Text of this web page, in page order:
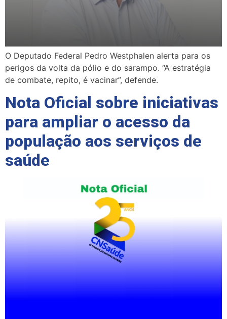
O Deputado Federal Pedro Westphalen alerta para os
perigos da volta da pólio e do sarampo. “A estratégia
de combate, repito, é vacinar”, defende.
Nota Oficial sobre iniciativas
para ampliar o acesso da
população aos serviços de
saúde